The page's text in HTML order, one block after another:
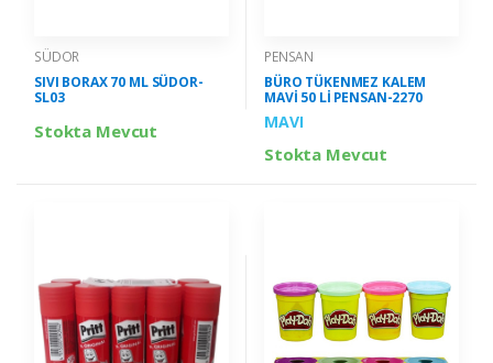
SÜDOR
SIVI BORAX 70 ML SÜDOR-
SL03
Stokta Mevcut
PENSAN
BÜRO TÜKENMEZ KALEM
MAVİ 50 Lİ PENSAN-2270
MAVI
Stokta Mevcut